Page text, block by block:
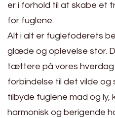
er i forhold til at skabe et
for fuglene.
Alt i alt er fuglefoderets
glæde og oplevelse stor.
tættere på vores hverdag
forbindelse til det vilde og
tilbyde fuglene mad og ly,
harmonisk og berigende